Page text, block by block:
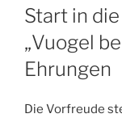
AM
Start in
„Vuogel
Ehrungen
Die Vorfreude